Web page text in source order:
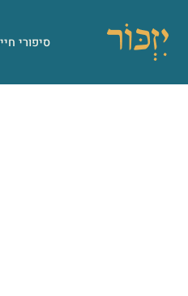
סיפורי